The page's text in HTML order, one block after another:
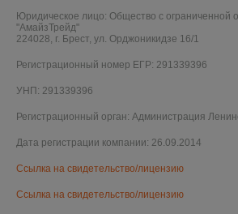
Юридическое лицо: Общество с ограниченной
"АмайзТрейд"
224028, г. Брест, ул. Орджоникидзе 16/1
Регистрационный номер ЕГР: 291339396
УНП: 291339396
Регистрационный орган: Администрация
Дата регистрации компании: 26.09.2014
Ссылка на свидетельство/лицензию
Ссылка на свидетельство/лицензию